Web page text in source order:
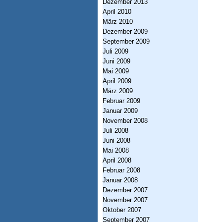
t
u
n
g
I
n
f
o
r
m
a
t
i
o
n
Dezember 2013
April 2010
März 2010
Dezember 2009
September 2009
Juli 2009
Juni 2009
Mai 2009
April 2009
März 2009
Februar 2009
Januar 2009
November 2008
Juli 2008
Juni 2008
Mai 2008
April 2008
Februar 2008
Januar 2008
Dezember 2007
November 2007
Oktober 2007
September 2007